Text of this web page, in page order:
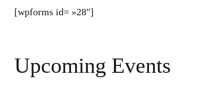
[wpforms id= »28″]
Upcoming Events